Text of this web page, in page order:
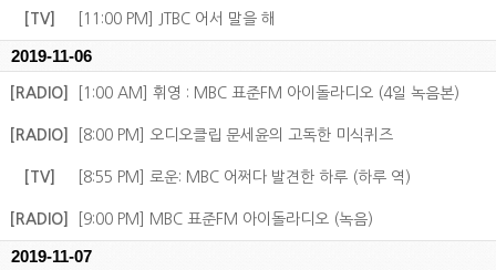
[TV] [11:00 PM] JTBC 어서 말을 해
2019-11-06
[RADIO] [1:00 AM] 휘영 : MBC 표준FM 아이돌라디오 (4일 녹음본)
[RADIO] [8:00 PM] 오디오클립 문세윤의 고독한 미식퀴즈
[TV] [8:55 PM] 로운: MBC 어쩌다 발견한 하루 (하루 역)
[RADIO] [9:00 PM] MBC 표준FM 아이돌라디오 (녹음)
2019-11-07